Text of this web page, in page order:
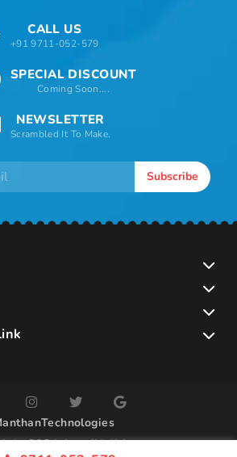
CALL US
+91 9711-052-579
SPECIAL DISCOUNT
Coming Soon....
NEWSLETTER
Scrambled It To Make.
Subscribe
2024 AvaniHolidays